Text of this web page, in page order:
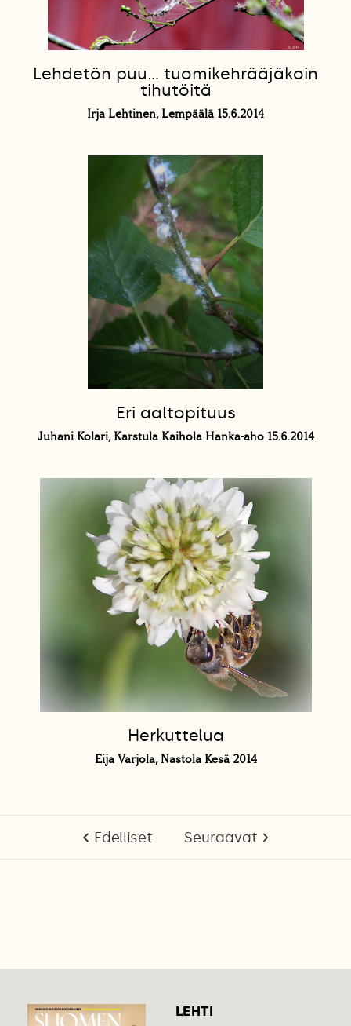
Lehdetön puu... tuomikehrääjäkoin
tihutöitä
Irja Lehtinen, Lempäälä 15.6.2014
Eri aaltopituus
Juhani Kolari, Karstula Kaihola Hanka-aho 15.6.2014
Herkuttelua
Eija Varjola, Nastola Kesä 2014
Edelliset Seuraavat
LEHTI